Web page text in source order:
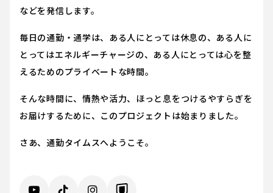
などを発信します。
毎日の通勤・通学は、ある人にとっては休息の、ある人に
とってはエネルギーチャージの、ある人にとっては心を整
えるためのプライベートな時間。
そんな時間に、情熱や活力、ほっと息をつけるやすらぎを
お届けするために、このプロジェクトは始まりました。
さあ、通勤タイムスへようこそ。